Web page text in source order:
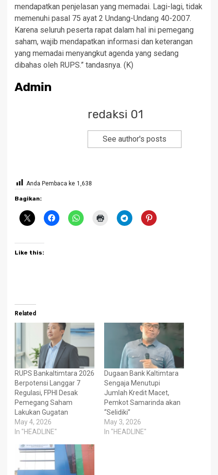
mendapatkan penjelasan yang memadai. Lagi-lagi, tidak
memenuhi pasal 75 ayat 2 Undang-Undang 40-2007.
Karena seluruh peserta rapat dalam hal ini pemegang
saham, wajib mendapatkan informasi dan keterangan
yang memadai menyangkut agenda yang sedang
dibahas oleh RUPS.” tandasnya. (K)
Admin
redaksi 01
See author's posts
Anda Pembaca ke 1,638
Bagikan:
Like this:
Related
RUPS Bankaltimtara 2026
Berpotensi Langgar 7
Regulasi, FPHI Desak
Pemegang Saham
Lakukan Gugatan
May 4, 2026
In "HEADLINE"
Dugaan Bank Kaltimtara
Sengaja Menutupi
Jumlah Kredit Macet,
Pemkot Samarinda akan
“Selidiki”
May 3, 2026
In "HEADLINE"